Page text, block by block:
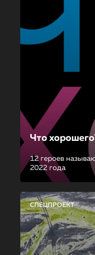
Что
12 героев
2022 года
СПЕЦПРОЕКТ